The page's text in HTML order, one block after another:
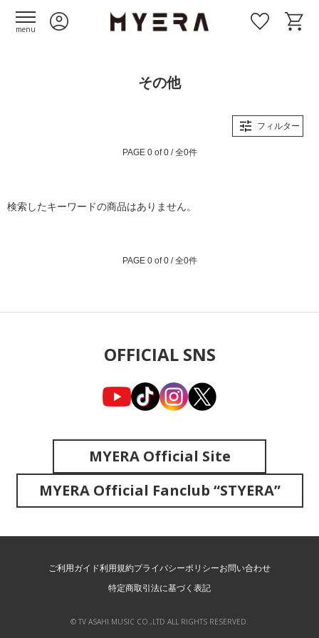
menu
その他
フィルター
PAGE 0 of 0 / 全0件
検索したキーワードの商品はありません。
PAGE 0 of 0 / 全0件
OFFICIAL SNS
MYERA Official Site
MYERA Official Fanclub “STYERA”
ご利用ガイド利用規約プライバシーポリシーお問い合わせ
特定商取引法に基づく表記
© TV ASAHI MUSIC CO.,LTD ALL RIGHTS RESERVED.